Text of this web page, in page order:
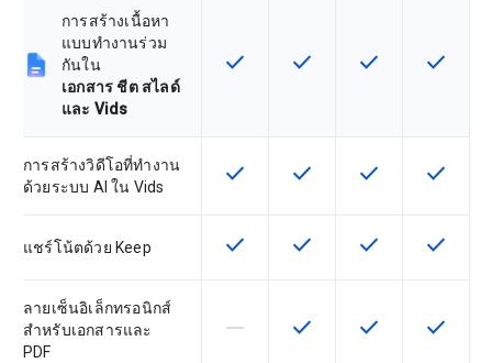
การสร้างเนื้อหา
แบบทำงานร่วม
กันใน
เอกสาร ชีต สไลด์
และ Vids
ฟีเจอร์นี้ใช้ได้กับ SKU
check ฟีเจอร์นี้ใช้ได้กับ SKU
check ฟีเจอร์นี้ใช้ได้กับ
check ฟีเจอร์นี้
check
การสร้างวิดีโอที่ทำงาน
ด้วยระบบ AI ใน Vids
ฟีเจอร์นี้ใช้ได้กับ SKU
check ฟีเจอร์นี้ใช้ได้กับ SKU
check ฟีเจอร์นี้ใช้ได้กับ
check ฟีเจอร์นี้
check
แชร์โน้ตด้วย Keep ฟีเจอร์นี้ใช้ได้กับ SKU
check ฟีเจอร์นี้ใช้ได้กับ SKU
check ฟีเจอร์นี้ใช้ได้กับ
check ฟีเจอร์นี้
check
ลายเซ็นอิเล็กทรอนิกส์
สำหรับเอกสารและ
PDF
ฟีเจอร์นี้ใช้ไม่ได้กับ SKU นี้
horizontal_rule ฟีเจอร์นี้ใช้ได้กับ SKU
check ฟีเจอร์นี้ใช้ได้กับ
check ฟีเจอร์นี้
check